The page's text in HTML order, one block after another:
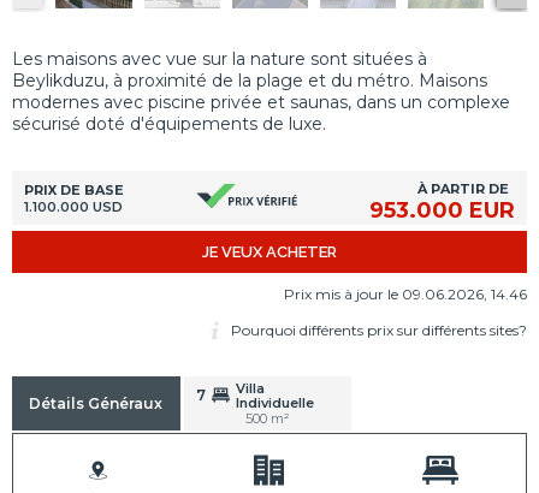
Les maisons avec vue sur la nature sont situées à
Beylikduzu, à proximité de la plage et du métro. Maisons
modernes avec piscine privée et saunas, dans un complexe
sécurisé doté d'équipements de luxe.
PRIX DE BASE
1.100.000 USD
À PARTIR DE
953.000 EUR
JE VEUX ACHETER
Prix mis à jour le 09.06.2026, 14.46
Pourquoi différents prix sur différents sites?
Détails Généraux 7
Villa
Individuelle
500 m²